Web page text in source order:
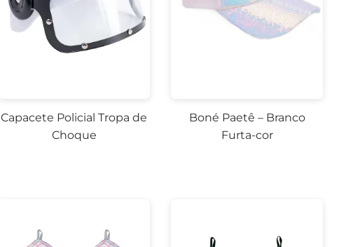
Capacete Policial Tropa de
Choque
Boné Paetê – Branco
Furta-cor